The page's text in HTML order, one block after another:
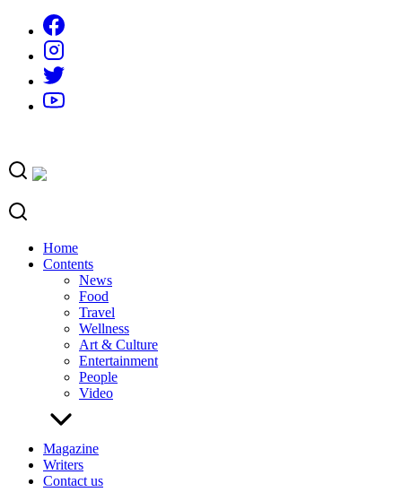
content
Home
Contents
News
Food
Travel
Wellness
Art & Culture
Entertainment
People
Video
Magazine
Writers
Contact us